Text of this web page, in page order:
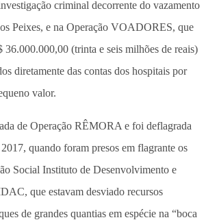
criminal decorrente do vazamento
Peixes, e na Operação VOADORES, que
36.000.000,00 (trinta e seis milhões de reais)
diretamente das contas dos hospitais por
valor.
de Operação RÊMORA e foi deflagrada
quando foram presos em flagrante os
Social Instituto de Desenvolvimento e
que estavam desviado recursos
de grandes quantias em espécie na “boca